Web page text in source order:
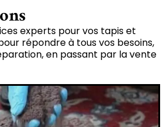
experts pour vos tapis et
répondre à tous vos besoins,
en passant par la vente